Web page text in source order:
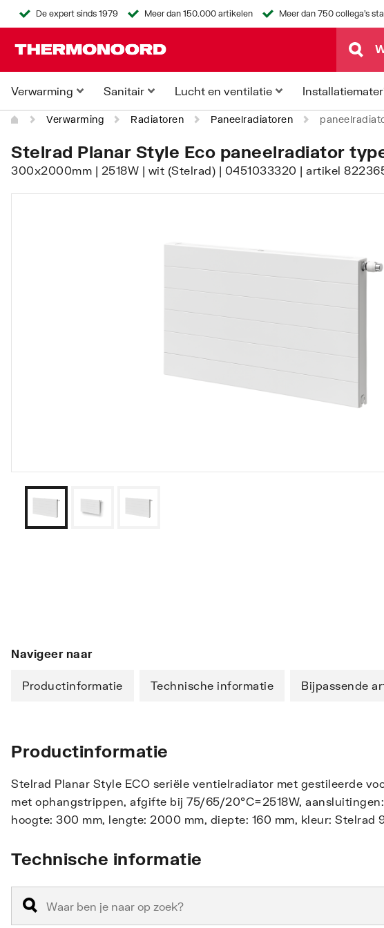
De expert sinds 1979 Meer dan 150.000 artikelen Meer dan 750 collega's
Verwarming Sanitair Lucht en ventilatie
Verwarming Radiatoren Paneelradiatoren
Stelrad Planar Style Eco paneelradiator
300x2000mm | 2518W | wit (Stelrad) | 0451033320 | artikel
Navigeer naar
Productinformatie Technische informatie Bijpassende
Productinformatie
Stelrad Planar Style ECO seriële ventielradiator met gestileerde
met ophangstrippen, afgifte bij 75/65/20°C=2518W,
hoogte: 300 mm, lengte: 2000 mm, diepte: 160 mm, kleur: Stelrad
Technische informatie